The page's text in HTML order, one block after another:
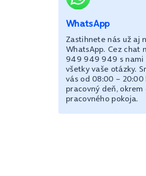
WhatsApp
Zastihnete nás už aj
WhatsApp. Cez chat
949 949 949 s nami
všetky vaše otázky.
vás od 08:00 – 20:00
pracovný deň, okrem
pracovného pokoja.